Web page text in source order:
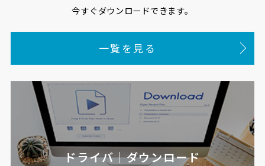
今すぐダウンロードできます。
一覧を見る
ドライバ｜ダウンロード